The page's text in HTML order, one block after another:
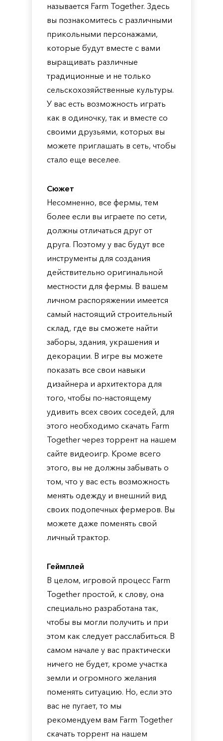
называется Farm Together. Здесь
вы познакомитесь с различными
прикольными персонажами,
которые будут вместе с вами
выращивать различные
традиционные и не только
сельскохозяйственные культуры.
У вас есть возможность играть
как в одиночку, так и вместе со
своими друзьями, которых вы
можете приглашать в сеть, чтобы
стало еще веселее.
Сюжет
Несомненно, все фермы, тем
более если вы играете по сети,
должны отличаться друг от
друга. Поэтому у вас будут все
инструменты для создания
действительно оригинальной
местности для фермы. В вашем
личном распоряжении имеется
самый настоящий строительный
склад, где вы сможете найти
заборы, здания, украшения и
декорации. В игре вы можете
показать все свои навыки
дизайнера и архитектора для
того, чтобы по-настоящему
удивить всех своих соседей, для
этого необходимо скачать Farm
Together через торрент на нашем
сайте видеоигр. Кроме всего
этого, вы не должны забывать о
том, что у вас есть возможность
менять одежду и внешний вид
своих подопечных фермеров. Вы
можете даже поменять свой
личный трактор.
Геймплей
В целом, игровой процесс Farm
Together простой, к слову, она
специально разработана так,
чтобы вы могли получить и при
этом как следует расслабиться. В
самом начале у вас практически
ничего не будет, кроме участка
земли и огромного желания
поменять ситуацию. Но, если это
вас не пугает, то мы
рекомендуем вам Farm Together
скачать торрент на нашем